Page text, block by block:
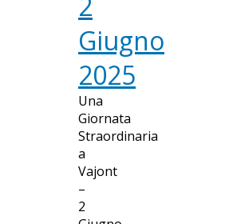
Giugno
2025
Una
Giornata
Straordinaria
a
Vajont
–
2